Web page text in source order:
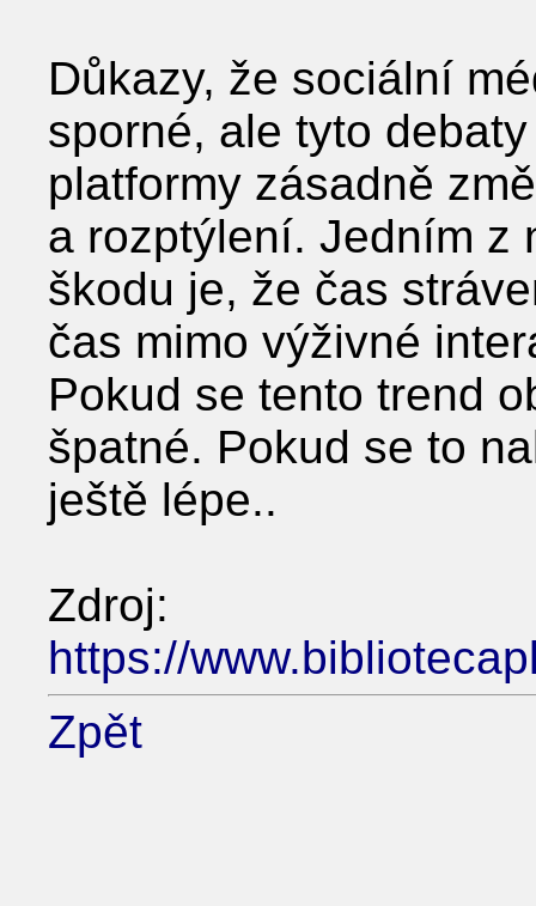
Důkazy, že sociální
sporné, ale tyto
platformy zásadně
a rozptýlení. Jedním z
škodu je, že čas
čas mimo výživné
Pokud se tento trend
špatné. Pokud se to
ještě lépe..
Zdroj:
https://
Zpět